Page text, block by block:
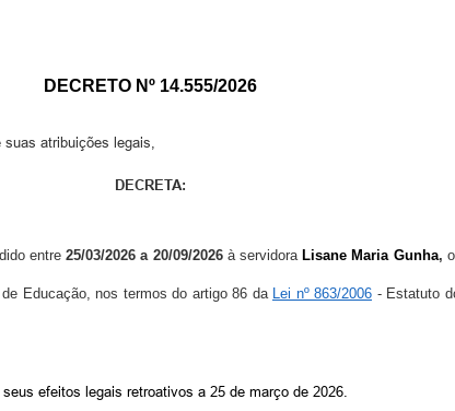
DECRETO Nº 14.555/2026
atribuições legais,
DECRETA:
entre25/03/2026 a 20/09/2026à servidora Lisane Maria Gunha,
Educação, nos termos do artigo 86 da Lei nº 863/2006 - Estatuto
efeitos legais retroativos a 25 de março de 2026